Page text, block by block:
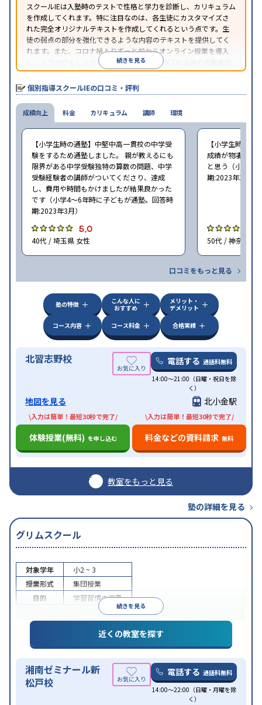
スクールIEは入塾時のテストで性格と学力を診断し、カリキュラム
を作成してくれます。特に注目なのは、各生徒にカスタマイズさ
れた完全オリジナルテキストを作成してくれるという点です。生
徒の弱点の部分を強化できるような内容のテキストを提供してく
れます。また、コロナ禍よりずっと前からオンライン授業を導入
し、ノウハウもしっかりとしています。AIやICTの活用の先駆者的
な個別指導塾です。
続きを見る
個別指導スクールIEの口コミ・評判
成績向上
【小学生時の通塾】中堅中高一貫校の中学受
験をするため通塾しました。 親が教えるにも
限界がある中学受験独特の算数の問題、中学
受験経験者の講師がついてくださり、達成
し、費用や時間もかけましたが結果良かった
です（小学4〜6年時に子どもが通塾。回答時
期:2023年3月）
5.0
40代 / 埼玉県 女性
【小学生時の通
成績が物凄く悪
と思う（小学6
期:2023年3月）
50代 / 神奈川県
口コミをもっと見る
料金 カリキュラム 講師 環境
塾の特徴
こんな人に
おすすめ
メリット・
デメリット
コース内容
コース料金 合格実績
北習志野校 電話する 通話料無料
14:00〜21:00（日曜・祝日を除
く）
地図を見る 北小金駅
\入力は簡単！最短30秒で完了/
体験授業(無料) を申し込む
\入力は簡単！最短30秒で完了/
料金などの資料請求 無料
教室をもっと見る
塾の詳細を見る
グリムスクール
続きを見る
対象学年
小2 ~ 3
授業形式
集団授業
目的
学習習慣の定着
近くの教室を探す
湘南ゼミナール新
松戸校
電話する 通話料無料
14:00〜22:00（日曜・月曜を除
く）